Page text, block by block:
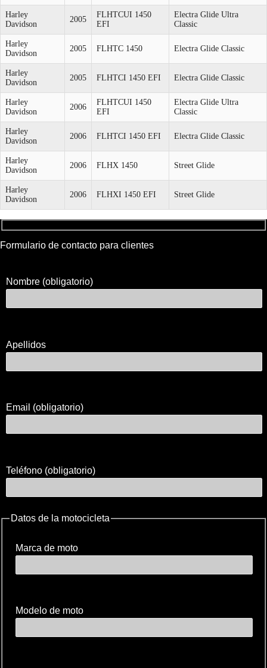
Harley
Davidson
2005
FLHTCUI 1450
EFI
Electra Glide Ultra
Classic
Harley
Davidson
2005 FLHTC 1450 Electra Glide Classic
Harley
Davidson
2005 FLHTCI 1450 EFI Electra Glide Classic
Harley
Davidson
2006
FLHTCUI 1450
EFI
Electra Glide Ultra
Classic
Harley
Davidson
2006 FLHTCI 1450 EFI Electra Glide Classic
Harley
Davidson
2006 FLHX 1450 Street Glide
Harley
Davidson
2006 FLHXI 1450 EFI Street Glide
Formulario de contacto para clientes
Nombre (obligatorio)
Apellidos
Email (obligatorio)
Teléfono (obligatorio)
Datos de la motocicleta
Marca de moto
Modelo de moto